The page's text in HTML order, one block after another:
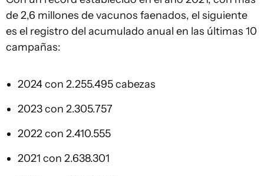
de 2,6 millones de vacunos faenados, el siguiente
es el registro del acumulado anual en las últimas 10
campañas:
2024 con 2.255.495 cabezas
2023 con 2.305.757
2022 con 2.410.555
2021 con 2.638.301